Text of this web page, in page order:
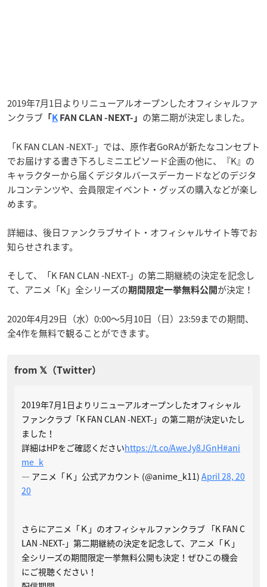
2019年7月1日よりリニューアルオープンしたオフィシャルファ
ンクラブ 「 K FAN CLAN -NEXT-」 の第二期が決定しました。
「K FAN CLAN -NEXT-」では、原作者GoRAが新たなコンセプト
でお届けする書き下ろしミニエピソード企画の他に、『K』の
キャラクターから届くデジタルバースデーカードなどのデジタ
ルコンテンツや、会員限定イベント・グッズの購入などが楽し
めます。
詳細は、後日ファンクラブサイト・オフィシャルサイト等でお
知らせされます。
そして、「K FAN CLAN -NEXT-」の第二期継続の決定を記念し
て、アニメ「K」全シリーズの期間限定一挙無料公開 が決定！
2020年4月29日（水）0:00～5月10日（日）23:59までの期間、
全4作を無料で観ることができます。
2019年7月1日よりリニューアルオープンしたオフィシャル
ファンクラブ「K FAN CLAN -NEXT-」の第二期が決定いたし
ました！
詳細はHPをご確認くださいhttps://t.co/AweJy8JGnH#ani
me_k
— アニメ「Ｋ」公式アカウント (@anime_k11) April 28, 20
20
さらにアニメ「Ｋ」のオフィシャルファンクラブ 「K FAN C
LAN -NEXT-」第二期継続の決定を記念して、アニメ「Ｋ」
全シリーズの期間限定一挙無料公開も決定！ぜひこの機会
にご視聴ください！